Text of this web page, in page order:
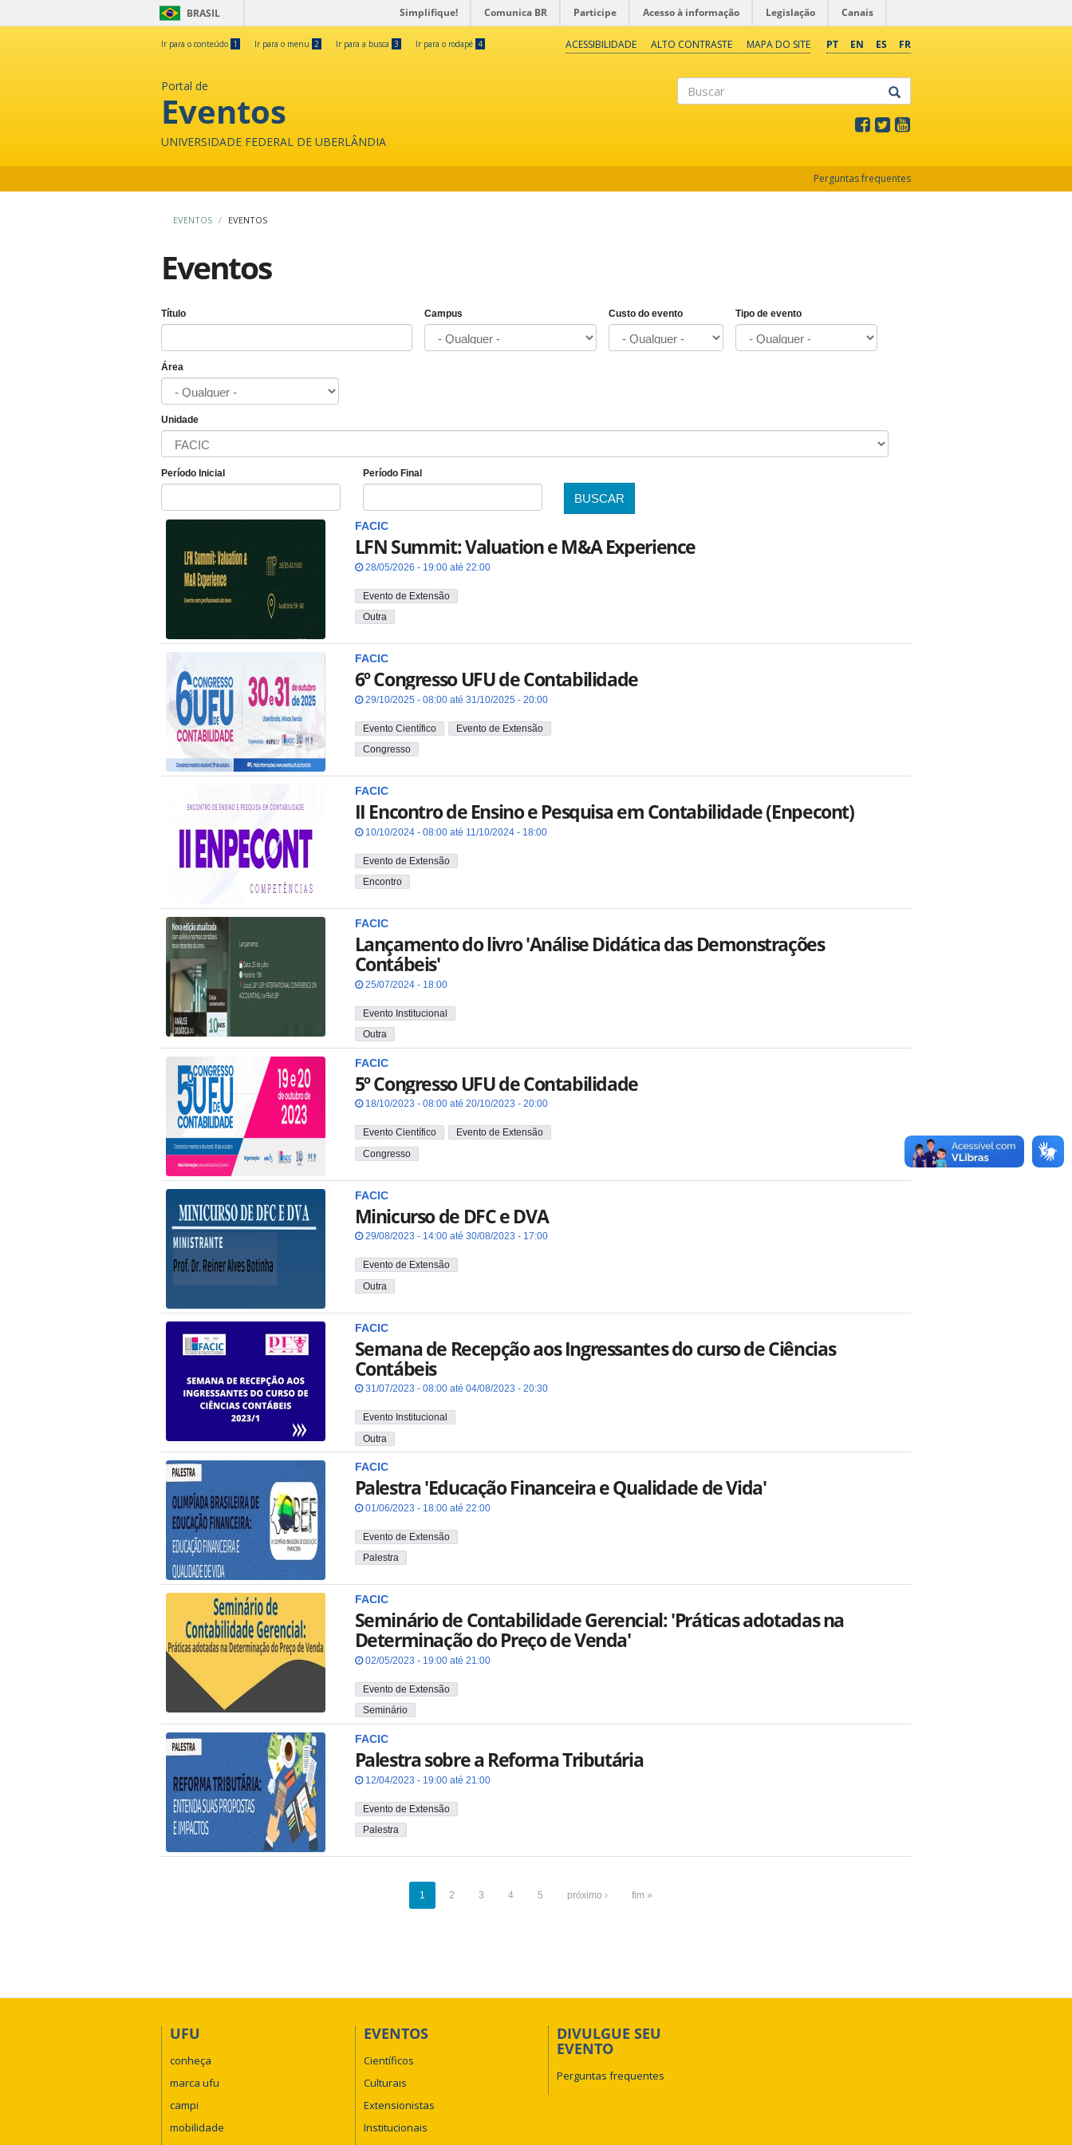
BRASIL Simplifique! Comunica BR Participe Acesso à informação Legislação Canais
Ir para o conteúdo 1 Ir para o menu 2 Ir para a busca 3 Ir para o rodapé 4 PT EN ES FR
ACESSIBILIDADE ALTO CONTRASTE MAPA DO SITE
Portal de
Eventos
UNIVERSIDADE FEDERAL DE UBERLÂNDIA
Perguntas frequentes
EVENTOS EVENTOS
Eventos
Título Campus Custo do evento Tipo de evento
Área
Unidade
Período Inicial Período Final
BUSCAR
FACIC
LFN Summit: Valuation e M&A Experience
28/05/2026 - 19:00 até 22:00
Evento de Extensão
Outra
FACIC
6º Congresso UFU de Contabilidade
29/10/2025 - 08:00 até 31/10/2025 - 20:00
Evento Científico
Evento de Extensão
Congresso
FACIC
II Encontro de Ensino e Pesquisa em Contabilidade (Enpecont)
10/10/2024 - 08:00 até 11/10/2024 - 18:00
Evento de Extensão
Encontro
FACIC
Lançamento do livro 'Análise Didática das Demonstrações
Contábeis'
25/07/2024 - 18:00
Evento Institucional
Outra
FACIC
5º Congresso UFU de Contabilidade
18/10/2023 - 08:00 até 20/10/2023 - 20:00
Evento Científico
Evento de Extensão
Congresso
FACIC
Minicurso de DFC e DVA
29/08/2023 - 14:00 até 30/08/2023 - 17:00
Evento de Extensão
Outra
FACIC
Semana de Recepção aos Ingressantes do curso de Ciências
Contábeis
31/07/2023 - 08:00 até 04/08/2023 - 20:30
Evento Institucional
Outra
FACIC
Palestra 'Educação Financeira e Qualidade de Vida'
01/06/2023 - 18:00 até 22:00
Evento de Extensão
Palestra
FACIC
Seminário de Contabilidade Gerencial: 'Práticas adotadas na
Determinação do Preço de Venda'
02/05/2023 - 19:00 até 21:00
Evento de Extensão
Seminário
FACIC
Palestra sobre a Reforma Tributária
12/04/2023 - 19:00 até 21:00
Evento de Extensão
Palestra
1 2 3 4 5 próximo › fim »
UFU
conheça
marca ufu
campi
mobilidade
EVENTOS
Científicos
Culturais
Extensionistas
Institucionais
DIVULGUE SEU
EVENTO
Perguntas frequentes